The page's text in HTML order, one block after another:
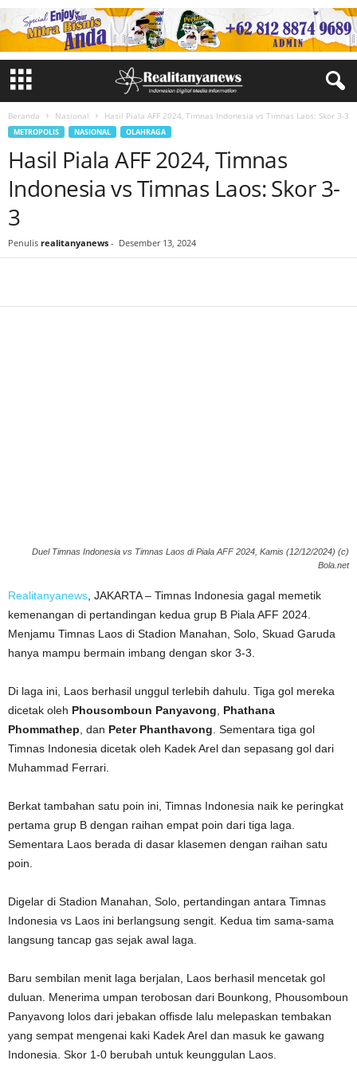
Beranda Nasional Hasil Piala AFF 2024, Timnas Indonesia vs Timnas Laos: Skor 3-3
METROPOLIS NASIONAL OLAHRAGA
Hasil Piala AFF 2024, Timnas
Indonesia vs Timnas Laos: Skor 3-
3
Penulis realitanyanews - Desember 13, 2024
Duel Timnas Indonesia vs Timnas Laos di Piala AFF 2024, Kamis (12/12/2024) (c)
Bola.net
Realitanyanews, JAKARTA – Timnas Indonesia gagal memetik
kemenangan di pertandingan kedua grup B Piala AFF 2024.
Menjamu Timnas Laos di Stadion Manahan, Solo, Skuad Garuda
hanya mampu bermain imbang dengan skor 3-3.
Di laga ini, Laos berhasil unggul terlebih dahulu. Tiga gol mereka
dicetak oleh Phousomboun Panyavong, Phathana
Phommathep, dan Peter Phanthavong. Sementara tiga gol
Timnas Indonesia dicetak oleh Kadek Arel dan sepasang gol dari
Muhammad Ferrari.
Berkat tambahan satu poin ini, Timnas Indonesia naik ke peringkat
pertama grup B dengan raihan empat poin dari tiga laga.
Sementara Laos berada di dasar klasemen dengan raihan satu
poin.
Digelar di Stadion Manahan, Solo, pertandingan antara Timnas
Indonesia vs Laos ini berlangsung sengit. Kedua tim sama-sama
langsung tancap gas sejak awal laga.
Baru sembilan menit laga berjalan, Laos berhasil mencetak gol
duluan. Menerima umpan terobosan dari Bounkong, Phousomboun
Panyavong lolos dari jebakan offisde lalu melepaskan tembakan
yang sempat mengenai kaki Kadek Arel dan masuk ke gawang
Indonesia. Skor 1-0 berubah untuk keunggulan Laos.